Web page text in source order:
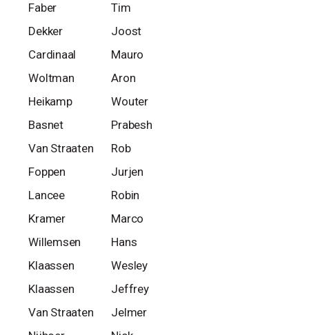
Faber
Tim
Dekker
Joost
Cardinaal
Mauro
Woltman
Aron
Heikamp
Wouter
Basnet
Prabesh
Van Straaten
Rob
Foppen
Jurjen
Lancee
Robin
Kramer
Marco
Willemsen
Hans
Klaassen
Wesley
Klaassen
Jeffrey
Van Straaten
Jelmer